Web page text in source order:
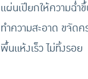
แผ่นเปียกให้ความฉ่ำ
ทำความสะอาด ขจัด
พื้นแห้งเร็ว ไม่ทิ้งรอย